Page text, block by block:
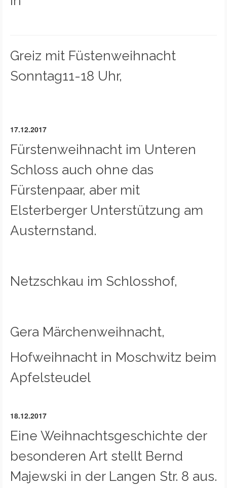
Greiz mit Füstenweihnacht
Sonntag11-18 Uhr,
17.12.2017
Fürstenweihnacht im Unteren
Schloss auch ohne das
Fürstenpaar, aber mit
Elsterberger Unterstützung am
Austernstand.
Netzschkau im Schlosshof,
Gera Märchenweihnacht,
Hofweihnacht in Moschwitz beim
Apfelsteudel
18.12.2017
Eine Weihnachtsgeschichte der
besonderen Art stellt Bernd
Majewski in der Langen Str. 8 aus.